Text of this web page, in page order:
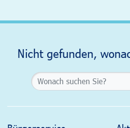
Nicht gefunden,